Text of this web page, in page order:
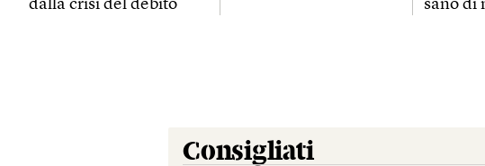
dalla crisi del debito
sano di
Consigliati